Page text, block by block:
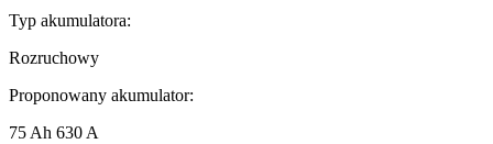
Typ akumulatora:
Rozruchowy
Proponowany akumulator:
75 Ah 630 A